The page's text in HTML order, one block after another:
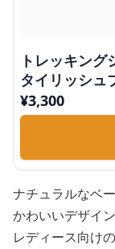
トレッキン
タイリッシュ
¥3,300
ナチュラルなベ
かわいいデザイ
レディース向け